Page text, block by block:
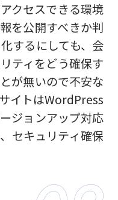
クセスできる環境
を公開すべきか判
するにしても、会
ティをどう確保す
が無いので不安な
イトはWordPress
ジョンアップ対応
セキュリティ確保